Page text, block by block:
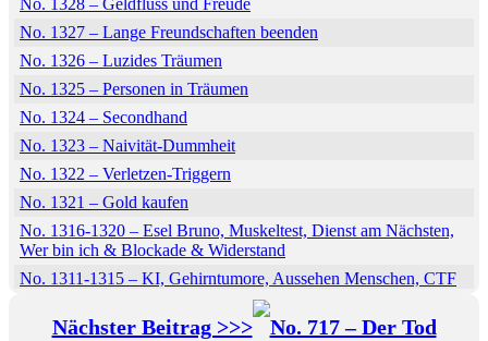
No. 1328 – Geldfluss und Freude
No. 1327 – Lange Freundschaften beenden
No. 1326 – Luzides Träumen
No. 1325 – Personen in Träumen
No. 1324 – Secondhand
No. 1323 – Naivität-Dummheit
No. 1322 – Verletzen-Triggern
No. 1321 – Gold kaufen
No. 1316-1320 – Esel Bruno, Muskeltest, Dienst am Nächsten,
Wer bin ich & Blockade & Widerstand
No. 1311-1315 – KI, Gehirntumore, Aussehen Menschen, CTF
Präsenzmodule, Goldenes Zeitalter
No. 1306-1310 – Schizophrenie, Arm & viele Kinder,
Nächster Beitrag >>>